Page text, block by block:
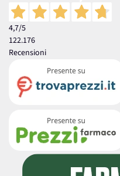
4,7/5
122.176
Recensioni